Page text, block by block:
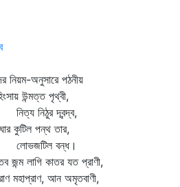
নিয়ম-অনুসারে পঠনীয়
উন্মত্ত পৃথ্বী,
দ্বন্দ্ব,
পন্থ তার,
বন্ধ।
লাগি কাতর যত প্রাণী,
আন অমৃতবাণী,